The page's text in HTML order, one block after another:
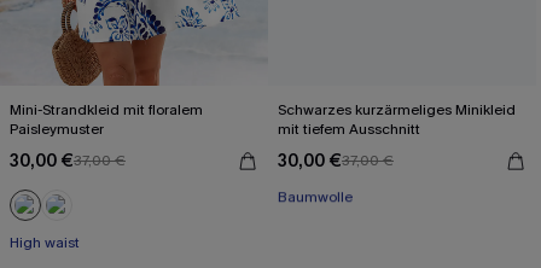
Mini-Strandkleid mit floralem
Paisleymuster
30,00 €37,00 €
High waist
Schwarzes kurzärmeliges Minikleid
mit tiefem Ausschnitt
30,00 €37,00 €
Mit Gratis-Maßband
Baumwolle